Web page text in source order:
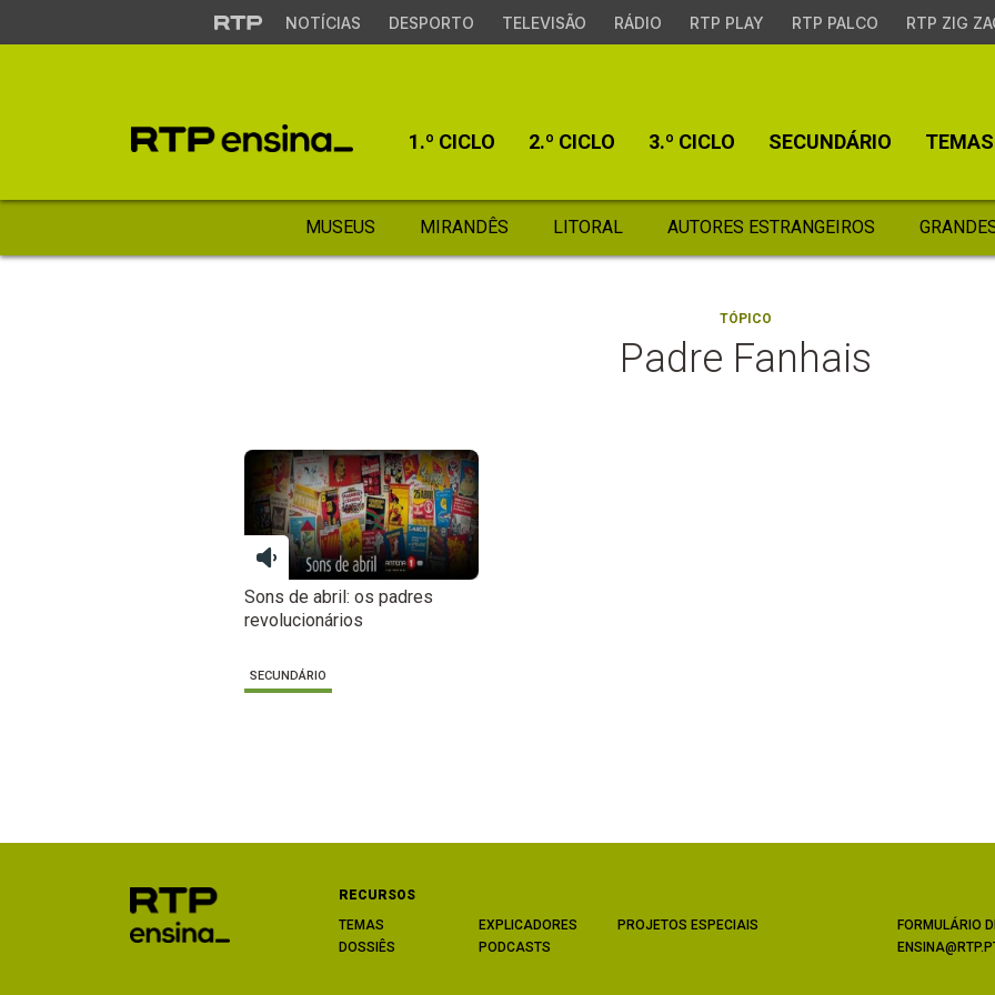
NOTÍCIAS DESPORTO TELEVISÃO RÁDIO RTP PLAY RTP PALCO RTP ZIG
1.º CICLO 2.º CICLO 3.º CICLO SECUNDÁRIO TEMAS
MUSEUS MIRANDÊS LITORAL AUTORES ESTRANGEIROS
TÓPICO
Padre Fanhais
Sons de abril: os padres
revolucionários
SECUNDÁRIO
RECURSOS
TEMAS
DOSSIÊS
EXPLICADORES
PODCASTS
PROJETOS ESPECIAIS
FORMULÁRIO